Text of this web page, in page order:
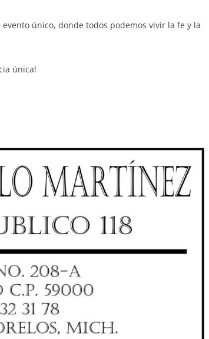
único, donde todos podemos vivir la fe y la
única!